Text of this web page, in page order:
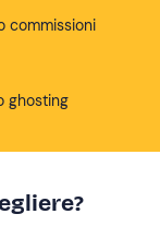
commissioni
ghosting